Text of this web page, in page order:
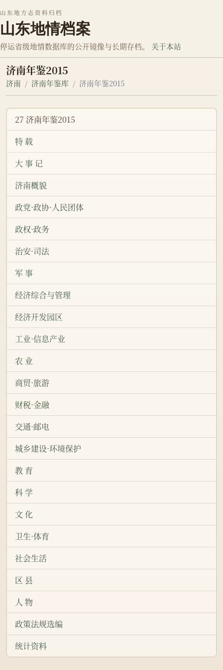
山东地方志资料归档
山东地情档案
停运省级地情数据库的公开镜像与长期存档。 关于本站
济南年鉴2015
济南 济南年鉴库 济南年鉴2015
27 济南年鉴2015
特 载
大 事 记
济南概貌
政党·政协·人民团体
政权·政务
治安·司法
军 事
经济综合与管理
经济开发园区
工业·信息产业
农 业
商贸·旅游
财税·金融
交通·邮电
城乡建设·环境保护
教 育
科 学
文 化
卫生·体育
社会生活
区 县
人 物
政策法规选编
统计资料